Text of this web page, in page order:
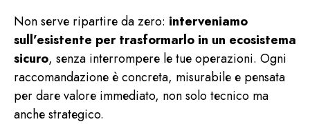
Non serve ripartire da zero: interveniamo
sull’esistente per trasformarlo in un ecosistema
sicuro, senza interrompere le tue operazioni. Ogni
raccomandazione è concreta, misurabile e pensata
per dare valore immediato, non solo tecnico ma
anche strategico.